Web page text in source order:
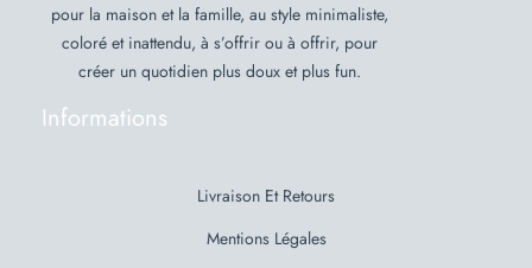
pour la maison et la famille, au style minimaliste,
coloré et inattendu, à s’offrir ou à offrir, pour
créer un quotidien plus doux et plus fun.
Informations
Livraison Et Retours
Mentions Légales